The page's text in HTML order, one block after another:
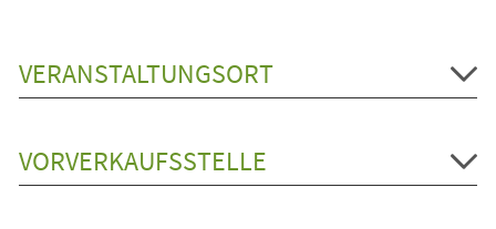
VERANSTALTUNGSORT
VORVERKAUFSSTELLE